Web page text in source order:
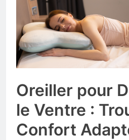
Oreiller pour
le Ventre :
Confort